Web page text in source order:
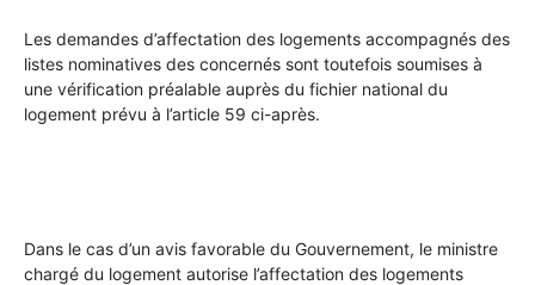
Les demandes d’affectation des logements accompagnés des
listes nominatives des concernés sont toutefois soumises à
une vérification préalable auprès du fichier national du
logement prévu à l’article 59 ci-après.
Dans le cas d’un avis favorable du Gouvernement, le ministre
chargé du logement autorise l’affectation des logements